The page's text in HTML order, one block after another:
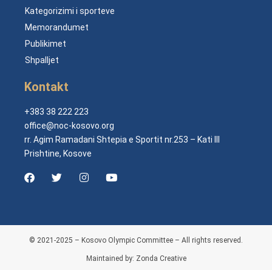
Kategorizimi i sporteve
Memorandumet
Publikimet
Shpalljet
Kontakt
+383 38 222 223
office@noc-kosovo.org
rr. Agim Ramadani Shtepia e Sportit nr.253 – Kati III
Prishtine, Kosove
© 2021-2025 – Kosovo Olympic Committee – All rights reserved.
Maintained by: Zonda Creative